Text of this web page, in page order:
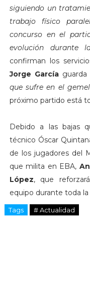
siguiendo un
trabajo físico
concurso en el
evolución durante
confirman los
Jorge García
que sufre en el
próximo partido está
Debido a las bajas
técnico Óscar
de los jugadores del
que milita en EBA,
López, que
equipo durante toda la
Tags # Actualidad